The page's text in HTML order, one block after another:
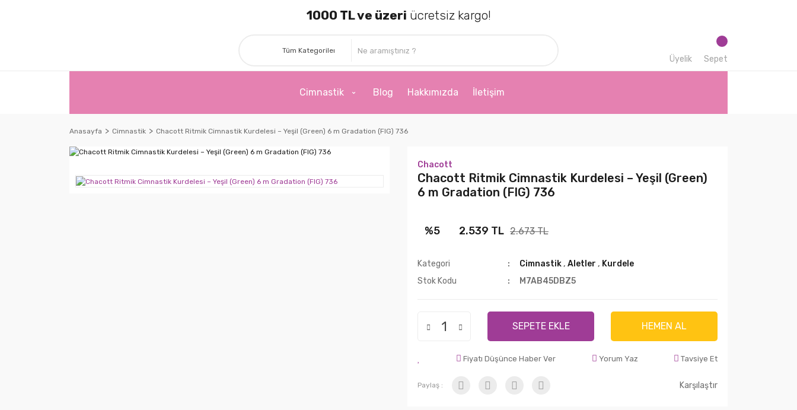
1000 TL ve üzeri ücretsiz kargo!
Üyelik Sepet
Cimnastik Blog Hakkımızda İletişim
Anasayfa Cimnastik Chacott Ritmik Cimnastik Kurdelesi – Yeşil (Green) 6 m Gradation (FIG) 736
Chacott
Chacott Ritmik Cimnastik Kurdelesi – Yeşil (Green)
6 m Gradation (FIG) 736
%5 2.539 TL 2.673 TL
Kategori Cimnastik, Aletler , Kurdele
Stok Kodu
M7AB45DBZ5
SEPETE EKLE HEMEN AL
Fiyatı Düşünce Haber Ver Yorum Yaz Tavsiye Et
Paylaş : Karşılaştır